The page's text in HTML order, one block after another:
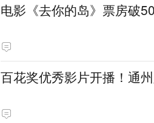
电影《去你的岛》票房破
百花奖优秀影片开播！通